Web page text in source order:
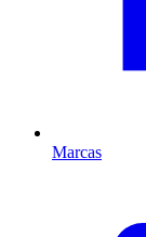
Marcas